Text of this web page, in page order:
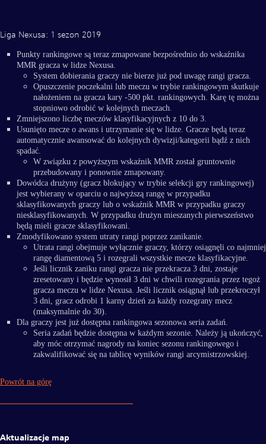
Liga Nexusa: 1 sezon 2019
Punkty rankingowe są teraz zmapowane bezpośrednio do wskaźnika
MMR gracza w lidze Nexusa.
System dobierania graczy nie bierze już pod uwagę rangi gracza.
Opuszczenie poczekalni lub meczu w trybie rankingowym skutkuje
nałożeniem na gracza kary -500 pkt. rankingowych. Karę tę można
stopniowo odrobić w kolejnych meczach.
Zmniejszono liczbę meczów klasyfikacyjnych z 10 do 3.
Usunięto mecze o awans i utrzymanie się w lidze. Gracze będą teraz
automatycznie awansować do kolejnych dywizji/kategorii bądź z nich
spadać.
W związku z powyższym wskaźnik MMR został gruntownie
przebudowany i ponownie zmapowany.
Dowódca drużyny (gracz blokujący w trybie selekcji gry rankingowej)
jest wybierany w oparciu o najwyższą rangę w przypadku
sklasyfikowanych graczy lub o wskaźnik MMR w przypadku graczy
niesklasyfikowanych. W przypadku drużyn mieszanych pierwszeństwo
będą mieli gracze sklasyfikowani.
Zmodyfikowano system utraty rangi poprzez zanikanie.
Utrata rangi obejmuje wyłącznie graczy, którzy osiągnęli co najmniej
rangę diamentową 5 i rozegrali wszystkie mecze klasyfikacyjne.
Jeśli licznik zaniku rangi gracza nie przekracza 3 dni, zostaje
zresetowany i będzie wynosił 3 dni w chwili rozegrania przez tegoż
gracza meczu w lidze Nexusa. Jeśli licznik osiągnął lub przekroczył
3 dni, gracz odrobi 1 karny dzień za każdy rozegrany mecz
(maksymalnie do 30).
Dla graczy jest już dostępna rankingowa sezonowa seria zadań.
Seria zadań będzie dostępna w każdym sezonie. Należy ją ukończyć,
aby móc otrzymać nagrody na koniec sezonu rankingowego i
zakwalifikować się na tablicę wyników rangi arcymistrzowskiej.
Powrót na górę
Aktualizacje map